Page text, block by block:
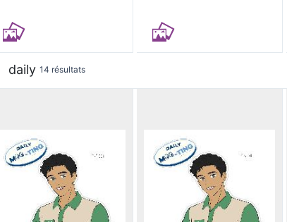
daily 14 résultats